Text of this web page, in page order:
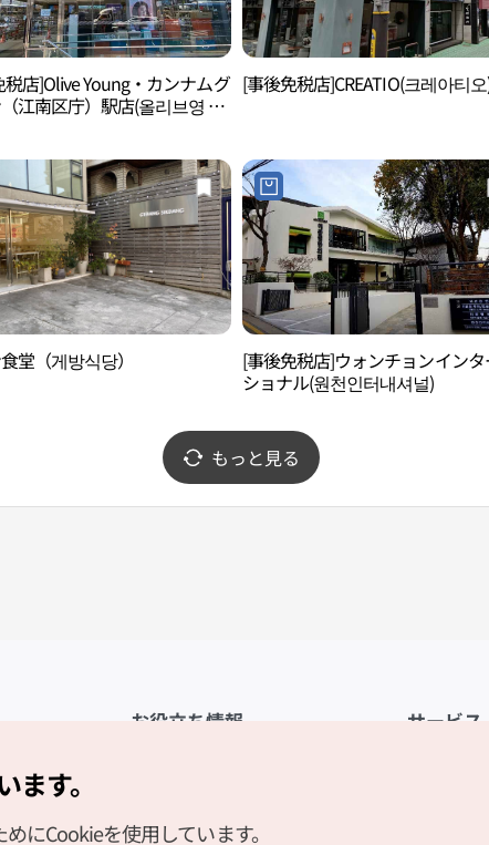
税店]Olive Young・カンナムグ
江南区庁）駅店(올리브영 강
[事後免税店]CREATIO(크레아티
堂（게방식당）
[事後免税店]ウォンチョンイン
ショナル(원천인터내셔널)
もっと見る
お役立ち情報
観光資料ダウンロード
サービス
す。
にCookieを使用しています。